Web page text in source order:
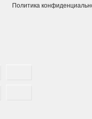
Политика